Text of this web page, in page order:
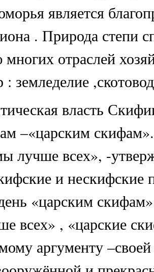
является
. Природа степи
отраслей
земледелие
власть
–«царским
лучше всех», -
и нескифские
«царским
всех» , «царские
аргументу